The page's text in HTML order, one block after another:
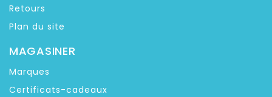
Retours
Plan du site
MAGASINER
Marques
Certificats-cadeaux